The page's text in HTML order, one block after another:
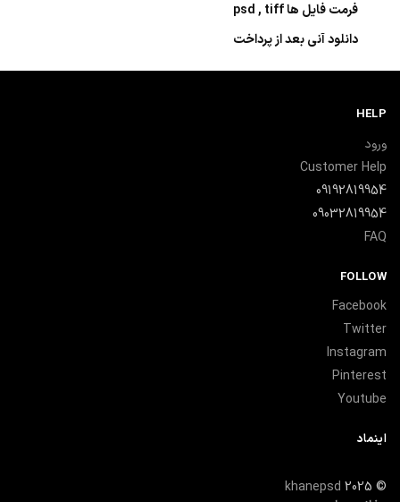
فرمت فایل ها psd , tiff
دانلود آنی بعد از پرداخت
HELP
ورود
Customer Help
09192819954
09032819954
FAQ
FOLLOW
Facebook
Twitter
Instagram
Pinterest
Youtube
اینماد
©
khanepsd 2025